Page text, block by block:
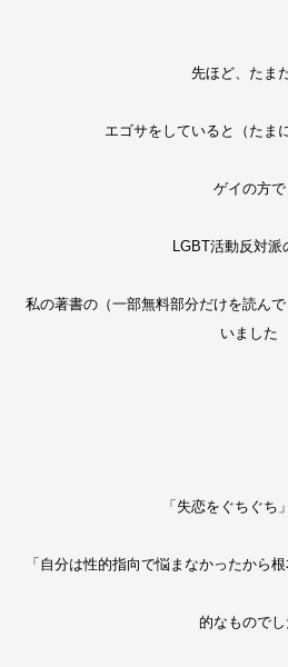
先ほど、たま
エゴサをしていると（たま
ゲイの方で
LGBT活動反対派
私の著書の（一部無料部分だけを読ん
いました
「失恋をぐちぐち
「自分は性的指向で悩まなかったから
的なものでし